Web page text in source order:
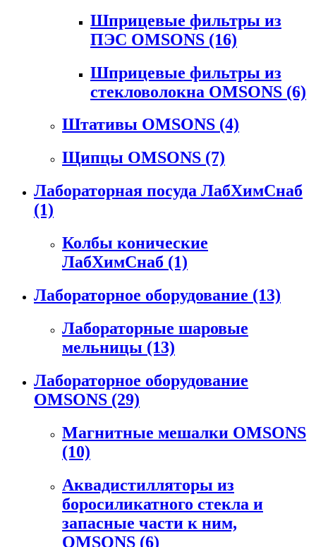
Шприцевые фильтры из
ПЭС OMSONS (16)
Шприцевые фильтры из
стекловолокна OMSONS (6)
Штативы OMSONS (4)
Щипцы OMSONS (7)
Лабораторная посуда ЛабХимСнаб
(1)
Колбы конические
ЛабХимСнаб (1)
Лабораторное оборудование (13)
Лабораторные шаровые
мельницы (13)
Лабораторное оборудование
OMSONS (29)
Магнитные мешалки OMSONS
(10)
Аквадистилляторы из
боросиликатного стекла и
запасные части к ним,
OMSONS (6)